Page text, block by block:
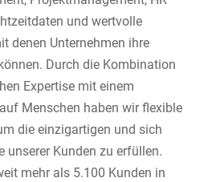
und wertvolle
denen Unternehmen ihre
Durch die Kombination
Expertise mit einem
Menschen haben wir flexible
die einzigartigen und sich
unserer Kunden zu erfüllen.
mehr als 5.100 Kunden in